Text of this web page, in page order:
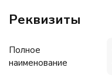
Реквизиты
Полное
наименование